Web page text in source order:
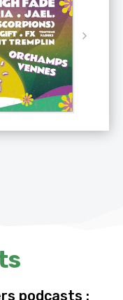
podcasts :